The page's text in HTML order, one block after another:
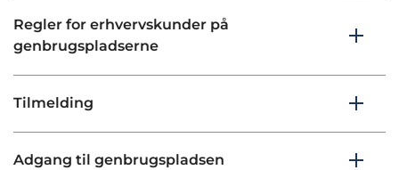
Regler for erhvervskunder på
genbrugspladserne
Tilmelding
Adgang til genbrugspladsen